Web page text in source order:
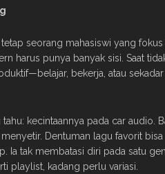
seorang mahasiswi yang fokus
harus punya banyak sisi. Saat
bekerja, atau
kecintaannya pada car audio.
Dentuman lagu favorit
Ia tak membatasi diri pada satu
playlist, kadang perlu variasi.